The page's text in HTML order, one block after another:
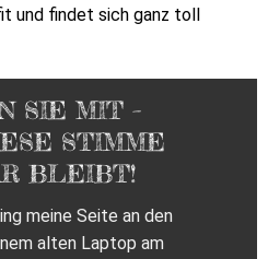
und findet sich ganz toll
SIE MIT –
STIMME
BLEIBT!
meine Seite an den
alten Laptop am